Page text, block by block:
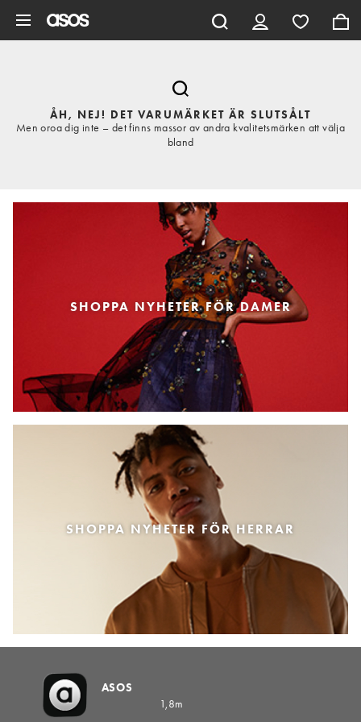
ÅH, NEJ! DET VARUMÄRKET ÄR SLUTSÅLT
Men oroa dig inte – det finns massor av andra kvalitetsmärken att välja
bland
SHOPPA NYHETER FÖR DAMER
SHOPPA NYHETER FÖR HERRAR
ASOS
1,8m